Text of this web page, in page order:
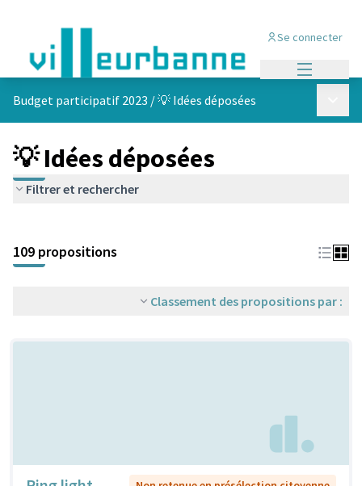
Se connecter
Budget participatif 2023 /💡 Idées déposées
💡 Idées déposées
Filtrer et rechercher
+
−
109 propositions
Classement des propositions par :